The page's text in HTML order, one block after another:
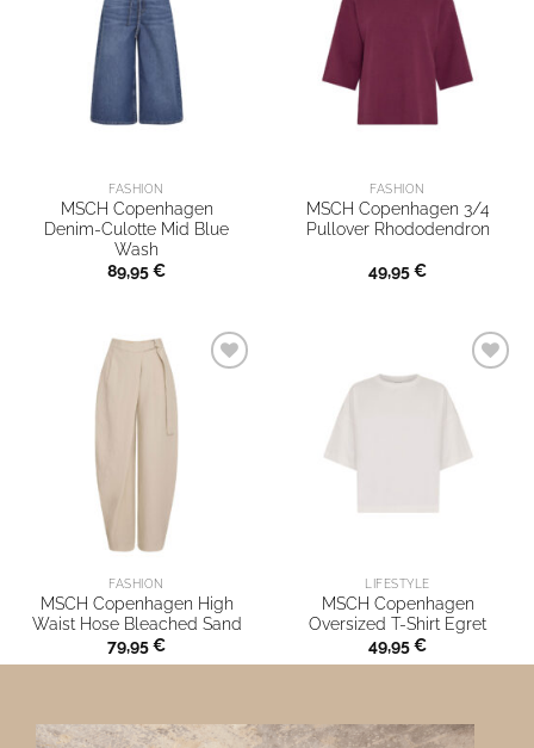
FASHION
MSCH Copenhagen
Denim-Culotte Mid Blue
Wash
89,95€
FASHION
MSCH Copenhagen 3/4
Pullover Rhododendron
49,95€
FASHION
MSCH Copenhagen High
Waist Hose Bleached Sand
79,95€
LIFESTYLE
MSCH Copenhagen
Oversized T-Shirt Egret
49,95€